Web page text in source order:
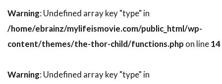
スティーヴン・ダンハム
スティーヴン・トボロウスキー
スティーヴン・トラスク
スティーヴン・ハーフ
スティーヴン・バーコフ
Warning: Undefined array key "type" in
/home/ebrainz/mylifeismovie.com/public_html/wp-
content/themes/the-thor-child/functions.php on line14
Warning: Undefined array key "type" in